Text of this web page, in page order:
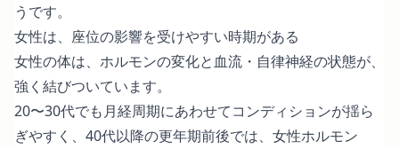
うです。
女性は、座位の影響を受けやすい時期がある
女性の体は、ホルモンの変化と血流・自律神経の状態が、
強く結びついています。
20〜30代でも月経周期にあわせてコンディションが揺ら
ぎやすく、40代以降の更年期前後では、女性ホルモン